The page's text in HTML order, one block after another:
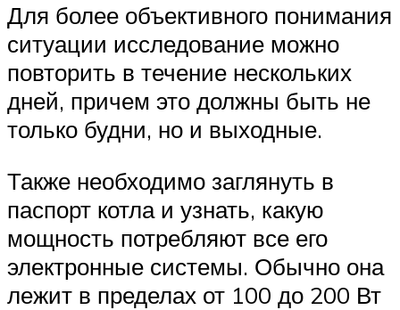
Для более объективного понимания
ситуации исследование можно
повторить в течение нескольких
дней, причем это должны быть не
только будни, но и выходные.
Также необходимо заглянуть в
паспорт котла и узнать, какую
мощность потребляют все его
электронные системы. Обычно она
лежит в пределах от 100 до 200 Вт